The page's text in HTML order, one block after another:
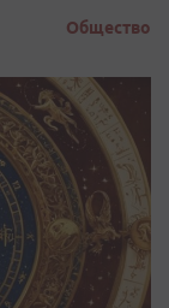
Общество